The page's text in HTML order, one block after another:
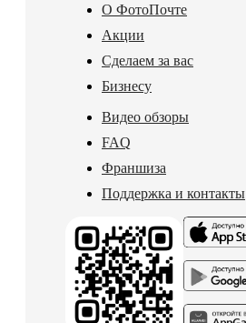
О ФотоПочте
Акции
Сделаем за вас
Бизнесу
Видео обзоры
FAQ
Франшиза
Поддержка и контакты